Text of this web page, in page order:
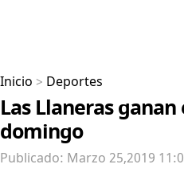
Inicio > Deportes
Las Llaneras
domingo
Publicado: Marzo 25,2019